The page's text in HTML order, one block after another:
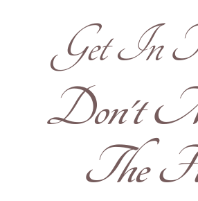
Get In
!Don't
The